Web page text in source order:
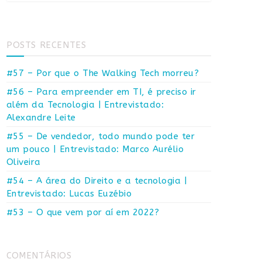
POSTS RECENTES
#57 – Por que o The Walking Tech morreu?
#56 – Para empreender em TI, é preciso ir
além da Tecnologia | Entrevistado:
Alexandre Leite
#55 – De vendedor, todo mundo pode ter
um pouco | Entrevistado: Marco Aurélio
Oliveira
#54 – A área do Direito e a tecnologia |
Entrevistado: Lucas Euzébio
#53 – O que vem por aí em 2022?
COMENTÁRIOS